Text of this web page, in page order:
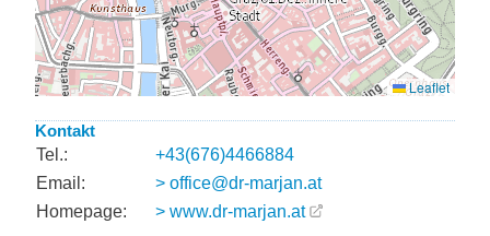
Kontakt
Tel.:
+43(676)4466884
Email:
> office@dr-marjan.at
Homepage:
> www.dr-marjan.at